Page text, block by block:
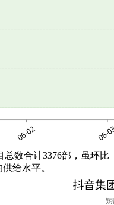
数合计3376部，虽环比
给水平。